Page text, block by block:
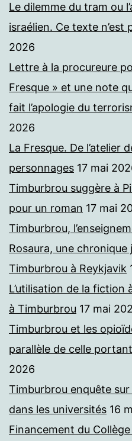
Le dilemme du tram ou
israélien. Ce texte n’est
2026
Lettre à la procureure
Fresque » et une note
fait l’apologie du
2026
La Fresque. De l’atelier
personnages 17 mai
Timburbrou suggère à
pour un roman 17 mai
Timburbrou,
Rosaura, une chronique
Timburbrou à Reykjavik
L’utilisation de la fiction
à Timburbrou 17 mai
Timburbrou et les
parallèle de celle
2026
Timburbrou enquête sur
dans les universités 16
Financement du